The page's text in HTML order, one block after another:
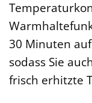
30 Minuten
sodass Sie
frisch erhitzte